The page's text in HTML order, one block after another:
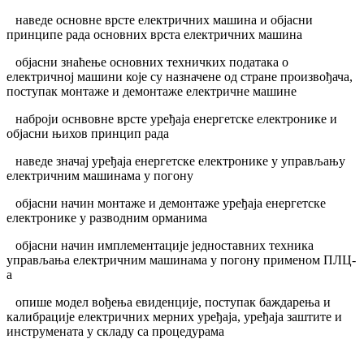
наведе основне врсте електричних машина и објасни
принципе рада основних врста електричних машина
објасни знаћење основних техничких података о
електричној машини које су назначене од стране произвођача,
поступак монтаже и демонтаже електричне машине
наброји оснвовне врсте уређаја енергетске електронике и
објасни њихов принцип рада
наведе значај уређаја енергетске електронике у управљању
електричним машинама у погону
објасни начин монтаже и демонтаже уређаја енергетске
електронике у разводним орманима
објасни начин имплементације једноставних техника
управљања електричним машинама у погону применом ПЛЦ-
а
опише модел вођења евиденције, поступак баждарења и
калибрације електричних мерних уређаја, уређаја заштите и
инструмената у складу са процедурама